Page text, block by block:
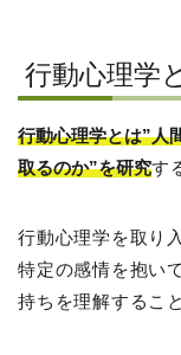
行動心理学
行動心理学とは”人
取るのか”を研究す
行動心理学を取り
特定の感情を抱い
持ちを理解するこ